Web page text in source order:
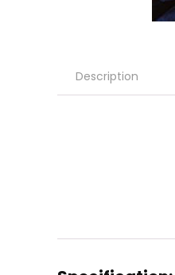
Description